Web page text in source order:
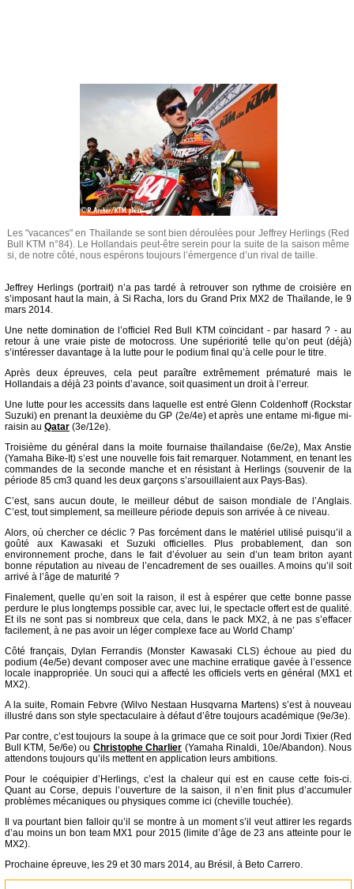
Les "vacances" en Thaïlande se sont bien déroulées pour Jeffrey Herlings (Red
Bull KTM n°84). Le Hollandais peut-être serein pour la suite de la saison même
si, de notre côté, nous espérons toujours l’émergence d’un rival de taille.
Jeffrey Herlings (portrait) n’a pas tardé à retrouver son rythme de croisière en
s’imposant haut la main, à Si Racha, lors du Grand Prix MX2 de Thaïlande, le 9
mars 2014.
Une nette domination de l’officiel Red Bull KTM coïncidant - par hasard ? - au
retour à une vraie piste de motocross. Une supériorité telle qu’on peut (déjà)
s’intéresser davantage à la lutte pour le podium final qu’à celle pour le titre.
Après deux épreuves, cela peut paraître extrêmement prématuré mais le
Hollandais a déjà 23 points d’avance, soit quasiment un droit à l’erreur.
Une lutte pour les accessits dans laquelle est entré Glenn Coldenhoff (Rockstar
Suzuki) en prenant la deuxième du GP (2e/4e) et après une entame mi-figue mi-
raisin au Qatar (3e/12e).
Troisième du général dans la moite fournaise thaïlandaise (6e/2e), Max Anstie
(Yamaha Bike-It) s’est une nouvelle fois fait remarquer. Notamment, en tenant les
commandes de la seconde manche et en résistant à Herlings (souvenir de la
période 85 cm3 quand les deux garçons s’arsouillaient aux Pays-Bas).
C’est, sans aucun doute, le meilleur début de saison mondiale de l’Anglais.
C’est, tout simplement, sa meilleure période depuis son arrivée à ce niveau.
Alors, où chercher ce déclic ? Pas forcément dans le matériel utilisé puisqu’il a
goûté aux Kawasaki et Suzuki officielles. Plus probablement, dan son
environnement proche, dans le fait d’évoluer au sein d’un team briton ayant
bonne réputation au niveau de l’encadrement de ses ouailles. A moins qu’il soit
arrivé à l’âge de maturité ?
Finalement, quelle qu’en soit la raison, il est à espérer que cette bonne passe
perdure le plus longtemps possible car, avec lui, le spectacle offert est de qualité.
Et ils ne sont pas si nombreux que cela, dans le pack MX2, à ne pas s’effacer
facilement, à ne pas avoir un léger complexe face au World Champ’
Côté français, Dylan Ferrandis (Monster Kawasaki CLS) échoue au pied du
podium (4e/5e) devant composer avec une machine erratique gavée à l’essence
locale inappropriée. Un souci qui a affecté les officiels verts en général (MX1 et
MX2).
A la suite, Romain Febvre (Wilvo Nestaan Husqvarna Martens) s’est à nouveau
illustré dans son style spectaculaire à défaut d’être toujours académique (9e/3e).
Par contre, c’est toujours la soupe à la grimace que ce soit pour Jordi Tixier (Red
Bull KTM, 5e/6e) ou Christophe Charlier (Yamaha Rinaldi, 10e/Abandon). Nous
attendons toujours qu’ils mettent en application leurs ambitions.
Pour le coéquipier d’Herlings, c’est la chaleur qui est en cause cette fois-ci.
Quant au Corse, depuis l’ouverture de la saison, il n’en finit plus d’accumuler
problèmes mécaniques ou physiques comme ici (cheville touchée).
Il va pourtant bien falloir qu’il se montre à un moment s’il veut attirer les regards
d’au moins un bon team MX1 pour 2015 (limite d’âge de 23 ans atteinte pour le
MX2).
Prochaine épreuve, les 29 et 30 mars 2014, au Brésil, à Beto Carrero.